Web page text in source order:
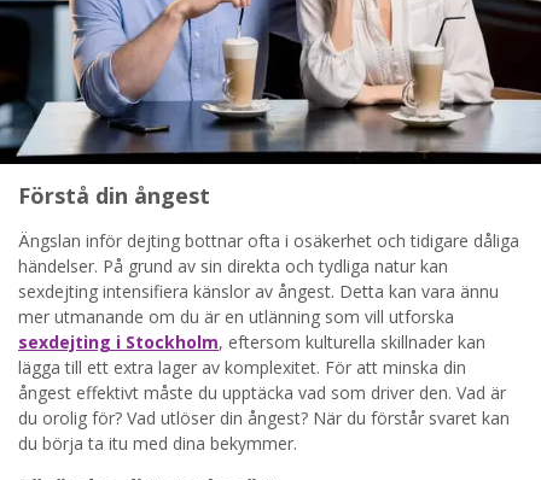
Förstå din ångest
Ängslan inför dejting bottnar ofta i osäkerhet och tidigare dåliga
händelser. På grund av sin direkta och tydliga natur kan
sexdejting intensifiera känslor av ångest. Detta kan vara ännu
mer utmanande om du är en utlänning som vill utforska
sexdejting i Stockholm, eftersom kulturella skillnader kan
lägga till ett extra lager av komplexitet. För att minska din
ångest effektivt måste du upptäcka vad som driver den. Vad är
du orolig för? Vad utlöser din ångest? När du förstår svaret kan
du börja ta itu med dina bekymmer.